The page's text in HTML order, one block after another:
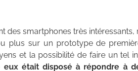
des smartphones très intéressants,
plus sur un prototype de
et la possibilité de faire un tel
eux était disposé à répondre à